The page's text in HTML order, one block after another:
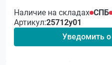
Наличие на складах СПБ
Артикул:25712у01
Уведомить о